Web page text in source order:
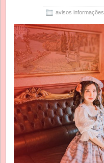
avisos informações